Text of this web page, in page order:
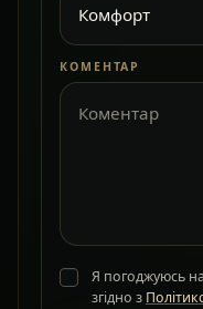
КОМЕНТАР
Я погоджуюсь
згідно з